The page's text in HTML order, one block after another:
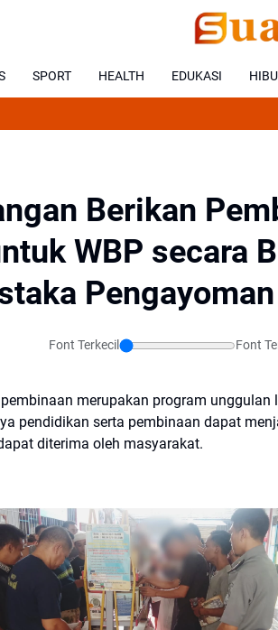
SPORT HEALTH EDUKASI
Berikan
WBP secara
Pengayoman
Font Terkecil Font
merupakan program
pendidikan serta pembinaan dapat
diterima oleh masyarakat.